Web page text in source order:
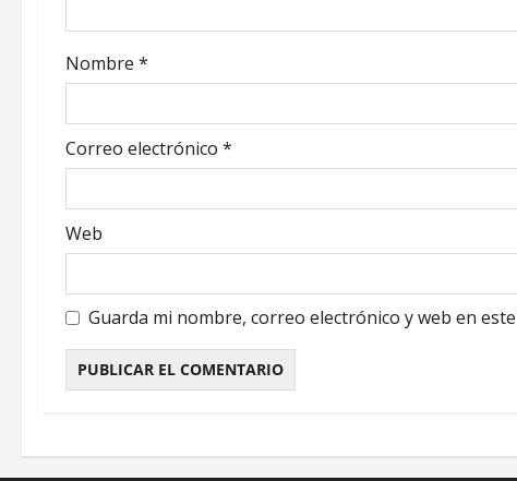
n
d
e
e
n
t
r
a
d
Nombre *
Correo electrónico *
Web
Guarda mi nombre, correo electrónico y web en